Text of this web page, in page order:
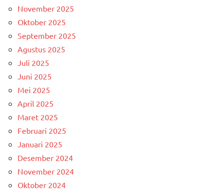
November 2025
Oktober 2025
September 2025
Agustus 2025
Juli 2025
Juni 2025
Mei 2025
April 2025
Maret 2025
Februari 2025
Januari 2025
Desember 2024
November 2024
Oktober 2024